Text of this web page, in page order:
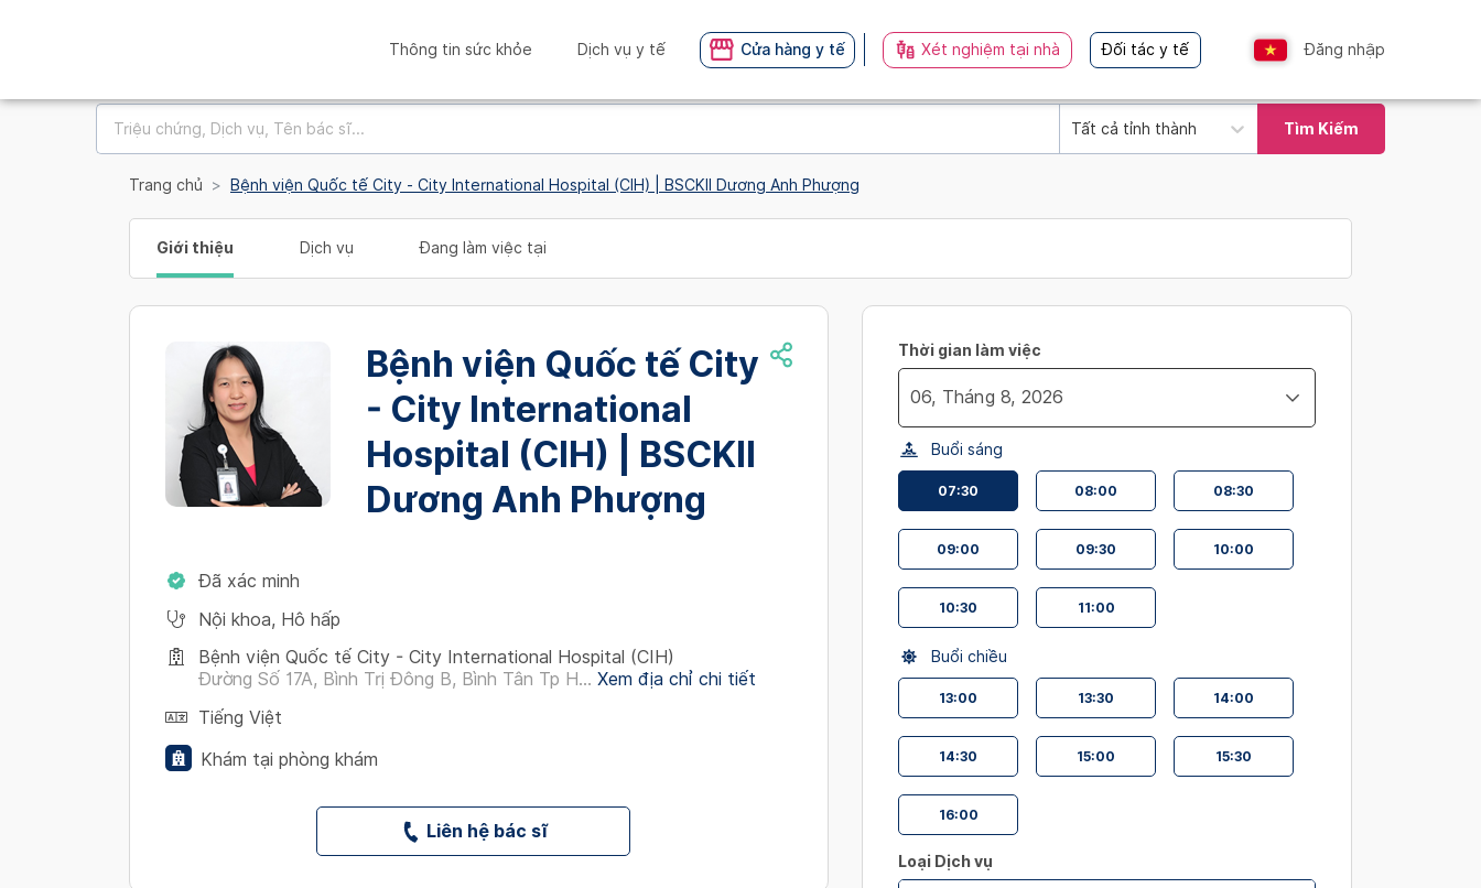
Thông tin sức khỏe Dịch vụ y tế Cửa hàng y tế Xét nghiệm tại nhà Đối tác y tế Đăng nhập
Tất cả tỉnh thành Tìm Kiếm
Trang chủ Bệnh viện Quốc tế City - City International Hospital (CIH) | BSCKII Dương Anh Phượng
Giới thiệu Dịch vụ Đang làm việc tại
Bệnh viện Quốc tế City
- City International
Hospital (CIH) | BSCKII
Dương Anh Phượng
Đã xác minh
Nội khoa, Hô hấp
Bệnh viện Quốc tế City - City International Hospital (CIH)
Đường Số 17A, Bình Trị Đông B, Bình Tân Tp H... Xem địa chỉ chi tiết
Tiếng Việt
Khám tại phòng khám
Liên hệ bác sĩ
Thời gian làm việc
Navigate
forward
interact
with
calendar
a
date.
Press
the
question
mark
get
Buổi sáng
07:30 08:00 08:30
09:00 09:30 10:00
10:30 11:00
Buổi chiều
13:00 13:30 14:00
14:30 15:00 15:30
16:00
Loại Dịch vụ